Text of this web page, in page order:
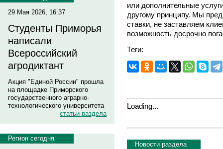
29 Мая 2026, 16:37
Студенты Приморья
написали
Всероссийский
агродиктант
Акция "Единой России" прошла
на площадке Приморского
государственного аграрно-
технологического университета
статьи раздела
Регион сегодня
или дополнительные
другому принципу. Мы
ставки, не заставляем
возможность досрочно
Теги:
Loading...
Новости раздела